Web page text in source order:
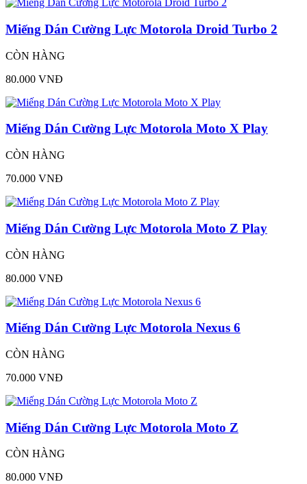
Miếng Dán Cường Lực Motorola Droid Turbo 2
CÒN HÀNG
80.000 VNĐ
Miếng Dán Cường Lực Motorola Moto X Play
CÒN HÀNG
70.000 VNĐ
Miếng Dán Cường Lực Motorola Moto Z Play
CÒN HÀNG
80.000 VNĐ
Miếng Dán Cường Lực Motorola Nexus 6
CÒN HÀNG
70.000 VNĐ
Miếng Dán Cường Lực Motorola Moto Z
CÒN HÀNG
80.000 VNĐ